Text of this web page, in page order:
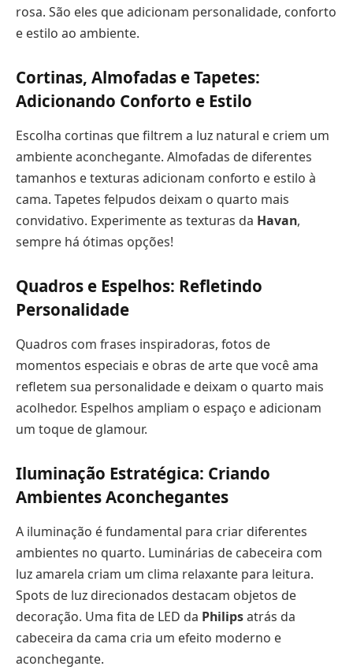
rosa. São eles que adicionam personalidade, conforto
e estilo ao ambiente.
Cortinas, Almofadas e Tapetes:
Adicionando Conforto e Estilo
Escolha cortinas que filtrem a luz natural e criem um
ambiente aconchegante. Almofadas de diferentes
tamanhos e texturas adicionam conforto e estilo à
cama. Tapetes felpudos deixam o quarto mais
convidativo. Experimente as texturas da Havan,
sempre há ótimas opções!
Quadros e Espelhos: Refletindo
Personalidade
Quadros com frases inspiradoras, fotos de
momentos especiais e obras de arte que você ama
refletem sua personalidade e deixam o quarto mais
acolhedor. Espelhos ampliam o espaço e adicionam
um toque de glamour.
Iluminação Estratégica: Criando
Ambientes Aconchegantes
A iluminação é fundamental para criar diferentes
ambientes no quarto. Luminárias de cabeceira com
luz amarela criam um clima relaxante para leitura.
Spots de luz direcionados destacam objetos de
decoração. Uma fita de LED da Philipsatrás da
cabeceira da cama cria um efeito moderno e
aconchegante.